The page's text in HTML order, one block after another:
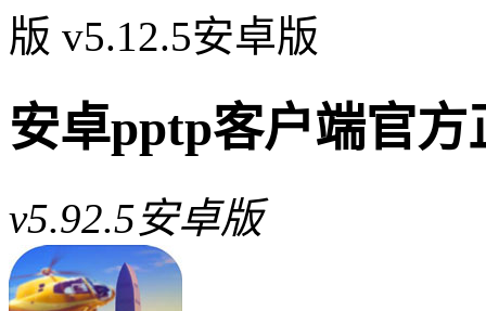
版 v5.12.5安卓版
安卓pptp客户端官方
v5.92.5安卓版